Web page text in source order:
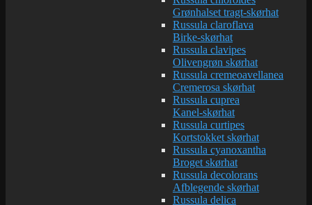
Grønhalset tragt-skørhat
Russula claroflava
Birke-skørhat
Russula clavipes
Olivengrøn skørhat
Russula cremeoavellanea
Cremerosa skørhat
Russula cuprea
Kanel-skørhat
Russula curtipes
Kortstokket skørhat
Russula cyanoxantha
Broget skørhat
Russula decolorans
Afblegende skørhat
Russula delica